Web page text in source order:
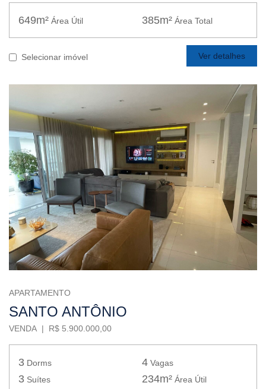
649m² Área Útil 385m² Área Total
Selecionar imóvel Ver detalhes
APARTAMENTO
SANTO ANTÔNIO
VENDA | R$ 5.900.000,00
3 Dorms 4 Vagas
3 Suítes 234m² Área Útil